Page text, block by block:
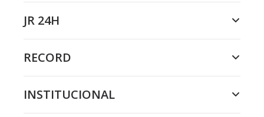
JR 24H
RECORD
INSTITUCIONAL